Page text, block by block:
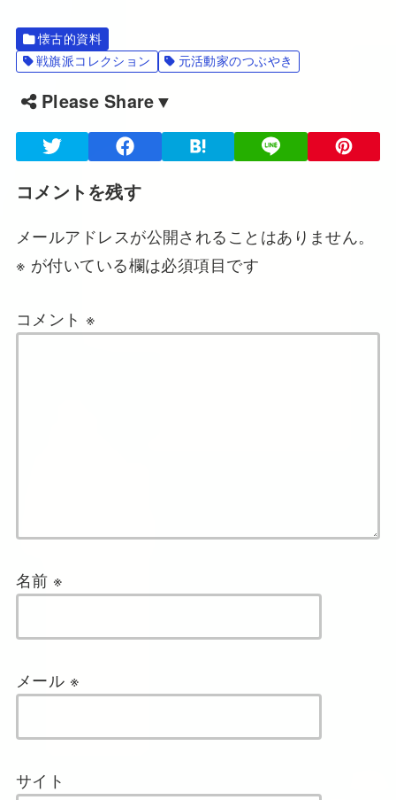
懐古的資料
戦旗派コレクション
元活動家のつぶやき
Please Share▼
コメントを残す
メールアドレスが公開されることはありません。
※ が付いている欄は必須項目です
コメント ※
名前 ※
メール ※
サイト